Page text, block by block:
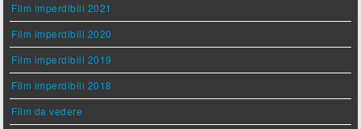
Film imperdibili 2021
Film imperdibili 2020
Film imperdibili 2019
Film imperdibili 2018
Film da vedere